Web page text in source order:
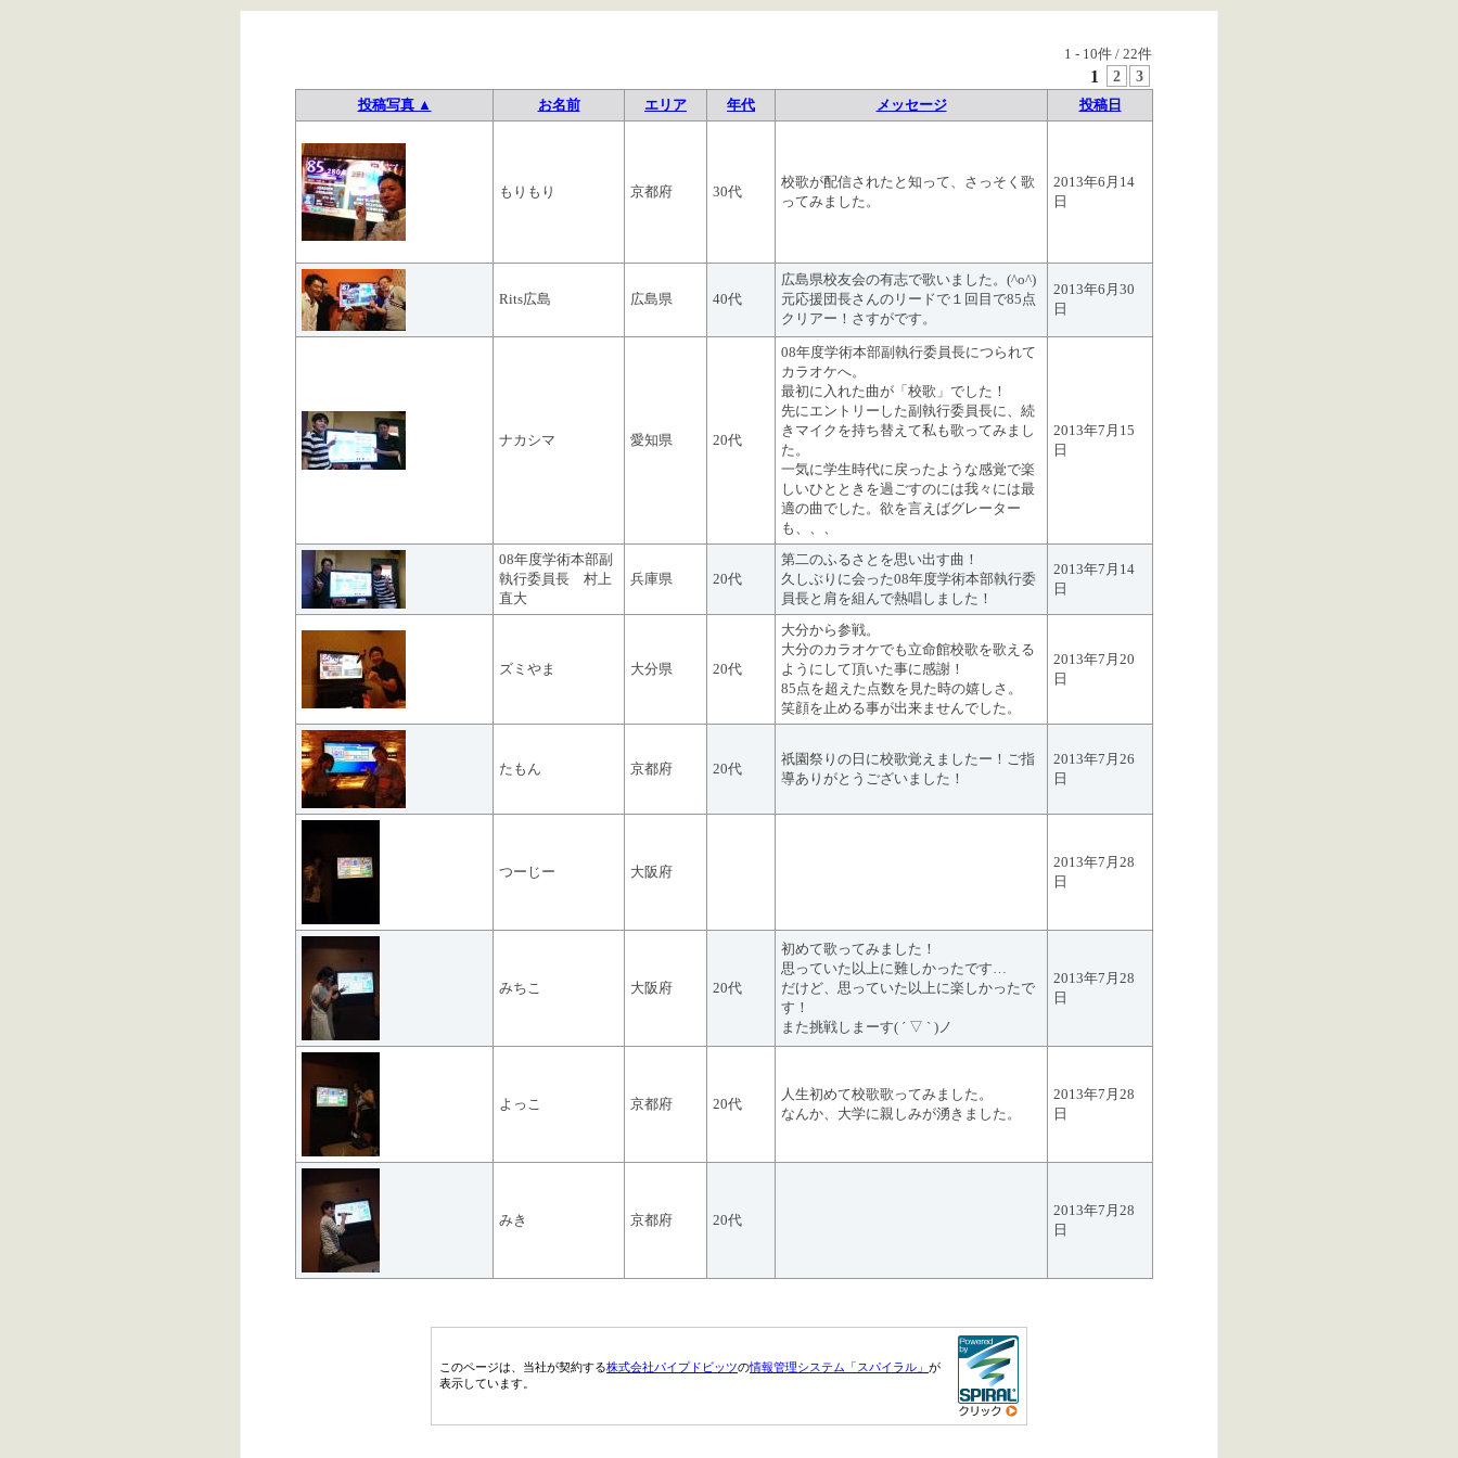
1 - 10件 / 22件
1 2 3
投稿写真 ▲ お名前 エリア 年代 メッセージ 投稿日
もりもり 京都府 30代
校歌が配信されたと知って、さっそく歌
ってみました。
2013年6月14
日
Rits広島 広島県 40代
広島県校友会の有志で歌いました。(^o^)
元応援団長さんのリードで１回目で85点
クリアー！さすがです。
2013年6月30
日
ナカシマ 愛知県 20代
08年度学術本部副執行委員長につられて
カラオケへ。
最初に入れた曲が「校歌」でした！
先にエントリーした副執行委員長に、続
きマイクを持ち替えて私も歌ってみまし
た。
一気に学生時代に戻ったような感覚で楽
しいひとときを過ごすのには我々には最
適の曲でした。欲を言えばグレーター
も、、、
2013年7月15
日
08年度学術本部副
執行委員長 村上
直大
兵庫県 20代
第二のふるさとを思い出す曲！
久しぶりに会った08年度学術本部執行委
員長と肩を組んで熱唱しました！
2013年7月14
日
ズミやま 大分県 20代
大分から参戦。
大分のカラオケでも立命館校歌を歌える
ようにして頂いた事に感謝！
85点を超えた点数を見た時の嬉しさ。
笑顔を止める事が出来ませんでした。
2013年7月20
日
たもん 京都府 20代
祇園祭りの日に校歌覚えましたー！ご指
導ありがとうございました！
2013年7月26
日
つーじー 大阪府
2013年7月28
日
みちこ 大阪府 20代
初めて歌ってみました！
思っていた以上に難しかったです…
だけど、思っていた以上に楽しかったで
す！
また挑戦しまーす( ´ ▽ ` )ノ
2013年7月28
日
よっこ 京都府 20代
人生初めて校歌歌ってみました。
なんか、大学に親しみが湧きました。
2013年7月28
日
みき 京都府 20代
2013年7月28
日
このページは、当社が契約する株式会社パイプドビッツの情報管理システム「スパイラル」 が
表示しています。